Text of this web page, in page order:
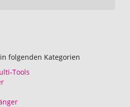
folgenden Kategorien
Tools